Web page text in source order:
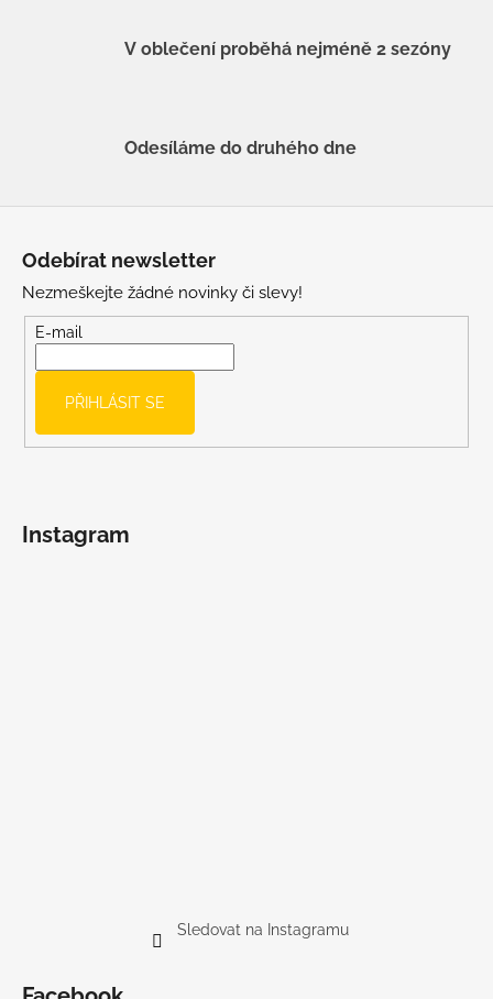
V oblečení proběhá nejméně 2 sezóny
Odesíláme do druhého dne
Odebírat newsletter
Nezmeškejte žádné novinky či slevy!
E-mail
PŘIHLÁSIT SE
Instagram
Sledovat na Instagramu